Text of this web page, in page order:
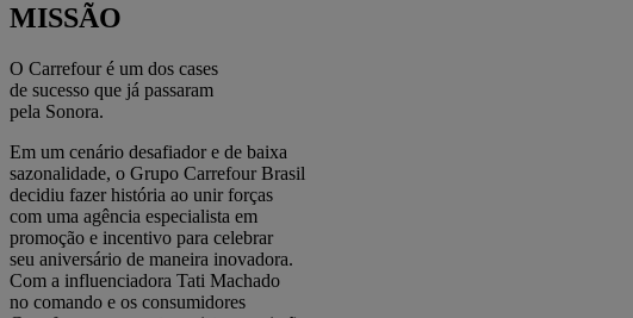
MISSÃO
O Carrefour é um dos cases
de sucesso que já passaram
pela Sonora.
Em um cenário desafiador e de baixa
sazonalidade, o Grupo Carrefour Brasil
decidiu fazer história ao unir forças
com uma agência especialista em
promoção e incentivo para celebrar
seu aniversário de maneira inovadora.
Com a influenciadora Tati Machado
no comando e os consumidores